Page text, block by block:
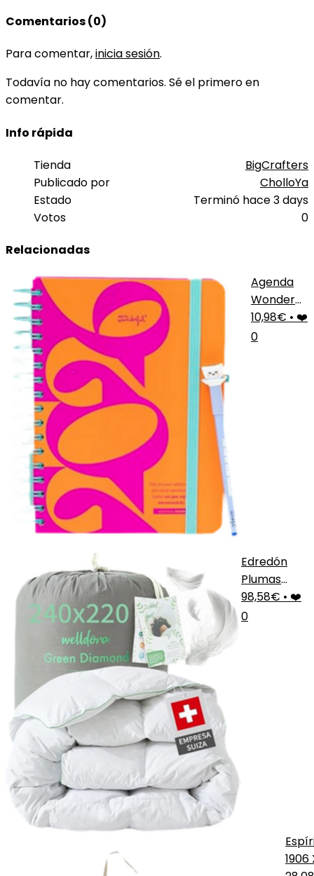
Comentarios (0)
Para comentar,inicia sesión.
Todavía no hay comentarios. Sé el primero en
comentar.
Info rápida
Tienda
BigCrafters
Publicado por
CholloYa
Estado
Terminó hace 3 days
Votos
0
Relacionadas
Agenda
Wonder
2026
Diaria
10,98€ • ❤️
0
Edredón
Plumas
Welldora
98,58€ • ❤️
0
1906